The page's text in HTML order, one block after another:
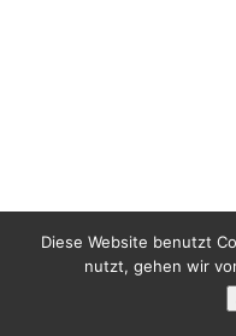
Diese Website benutzt
nutzt, gehen wir